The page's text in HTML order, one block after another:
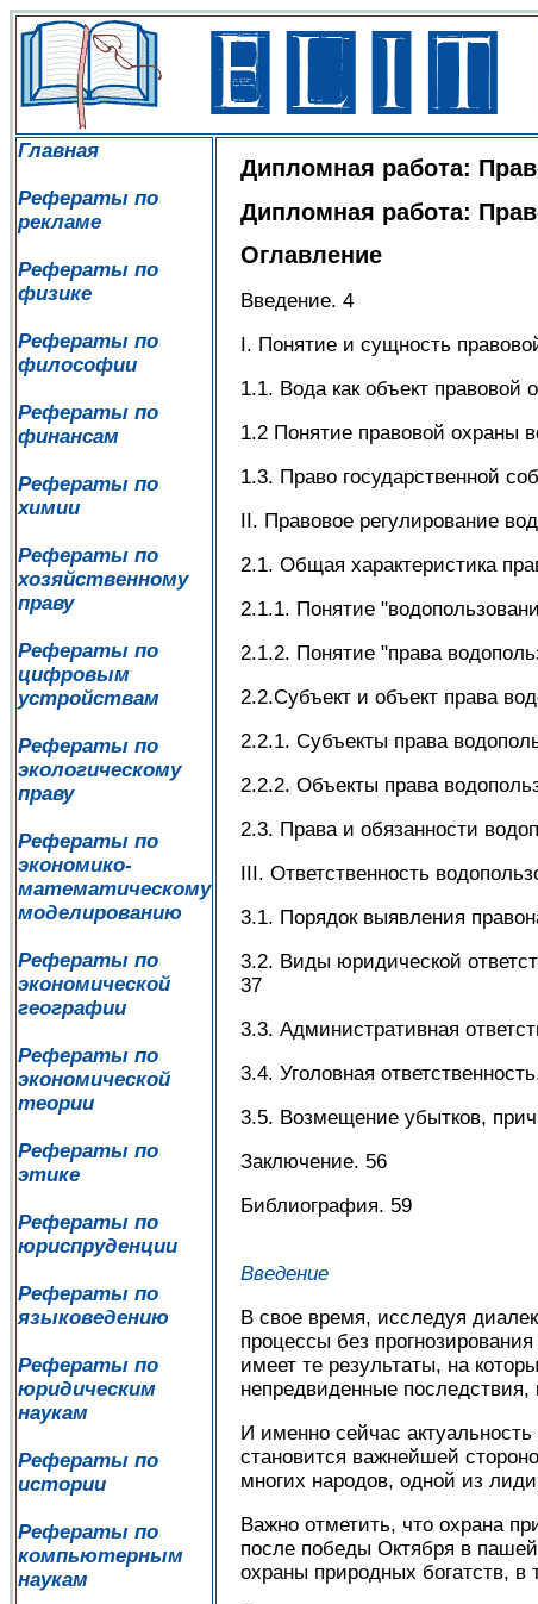
Главная
Рефераты по
рекламе
Рефераты по
физике
Рефераты по
философии
Рефераты по
финансам
Рефераты по
химии
Рефераты по
хозяйственному
праву
Рефераты по
цифровым
устройствам
Рефераты по
экологическому
праву
Рефераты по
экономико-
математическому
моделированию
Рефераты по
экономической
географии
Рефераты по
экономической
теории
Рефераты по
этике
Рефераты по
юриспруденции
Рефераты по
языковедению
Рефераты по
юридическим
наукам
Рефераты по
истории
Рефераты по
компьютерным
наукам
Дипломная работа:
Дипломная работа:
Оглавление
Введение. 4
I. Понятие и сущность
1.1. Вода как объект правовой
1.2 Понятие правовой охраны
1.3. Право государственной
II. Правовое регулирование
2.1. Общая характеристика
2.1.1. Понятие
2.1.2. Понятие "права
2.2.Субъект и объект права
2.2.1. Субъекты права
2.2.2. Объекты права
2.3. Права и обязанности
III. Ответственность
3.1. Порядок выявления
3.2. Виды юридической
37
3.3. Административная
3.4. Уголовная
3.5. Возмещение убытков,
Заключение. 56
Библиография. 59
Введение
В свое время, исследуя
процессы без
имеет те результаты, на
непредвиденные
И именно сейчас
становится важнейшей
многих народов, одной из
Важно отметить, что охрана
после победы Октября в пашей
охраны природных богатств,